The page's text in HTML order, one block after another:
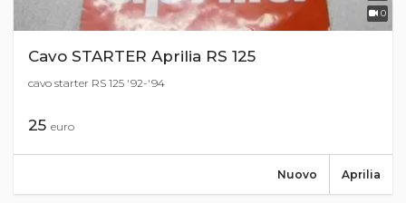
0
Cavo STARTER Aprilia RS 125
cavo starter RS 125 '92-'94
25 euro
Aprilia
Nuovo